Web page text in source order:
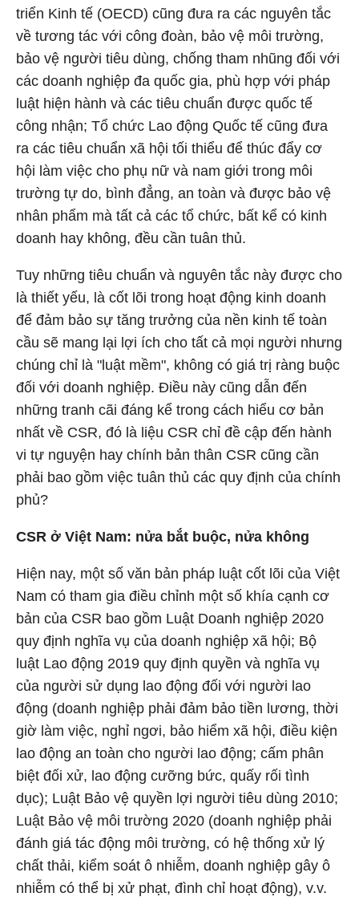
triển Kinh tế (OECD) cũng đưa ra các nguyên tắc
về tương tác với công đoàn, bảo vệ môi trường,
bảo vệ người tiêu dùng, chống tham nhũng đối với
các doanh nghiệp đa quốc gia, phù hợp với pháp
luật hiện hành và các tiêu chuẩn được quốc tế
công nhận; Tổ chức Lao động Quốc tế cũng đưa
ra các tiêu chuẩn xã hội tối thiểu để thúc đẩy cơ
hội làm việc cho phụ nữ và nam giới trong môi
trường tự do, bình đẳng, an toàn và được bảo vệ
nhân phẩm mà tất cả các tổ chức, bất kể có kinh
doanh hay không, đều cần tuân thủ.
Tuy những tiêu chuẩn và nguyên tắc này được cho
là thiết yếu, là cốt lõi trong hoạt động kinh doanh
để đảm bảo sự tăng trưởng của nền kinh tế toàn
cầu sẽ mang lại lợi ích cho tất cả mọi người nhưng
chúng chỉ là "luật mềm", không có giá trị ràng buộc
đối với doanh nghiệp. Điều này cũng dẫn đến
những tranh cãi đáng kể trong cách hiểu cơ bản
nhất về CSR, đó là liệu CSR chỉ đề cập đến hành
vi tự nguyện hay chính bản thân CSR cũng cần
phải bao gồm việc tuân thủ các quy định của chính
phủ?
CSR ở Việt Nam: nửa bắt buộc, nửa không
Hiện nay, một số văn bản pháp luật cốt lõi của Việt
Nam có tham gia điều chỉnh một số khía cạnh cơ
bản của CSR bao gồm Luật Doanh nghiệp 2020
quy định nghĩa vụ của doanh nghiệp xã hội; Bộ
luật Lao động 2019 quy định quyền và nghĩa vụ
của người sử dụng lao động đối với người lao
động (doanh nghiệp phải đảm bảo tiền lương, thời
giờ làm việc, nghỉ ngơi, bảo hiểm xã hội, điều kiện
lao động an toàn cho người lao động; cấm phân
biệt đối xử, lao động cưỡng bức, quấy rối tình
dục); Luật Bảo vệ quyền lợi người tiêu dùng 2010;
Luật Bảo vệ môi trường 2020 (doanh nghiệp phải
đánh giá tác động môi trường, có hệ thống xử lý
chất thải, kiểm soát ô nhiễm, doanh nghiệp gây ô
nhiễm có thể bị xử phạt, đình chỉ hoạt động), v.v.